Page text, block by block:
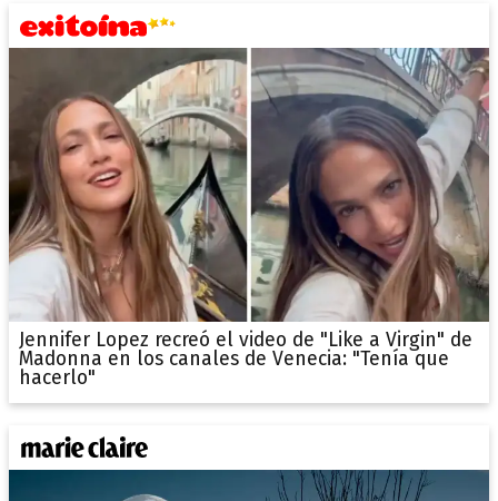
Jennifer Lopez recreó el video de "Like a Virgin" de
Madonna en los canales de Venecia: "Tenía que
hacerlo"